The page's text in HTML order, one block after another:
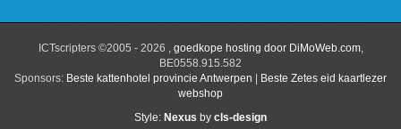
ICTscripters ©2005 - 2026 , goedkope hosting door DiMoWeb.com,
BE0558.915.582
Sponsors: Beste kattenhotel provincie Antwerpen
Beste Zetes eid kaartlezer
webshop
Style: Nexus by cls-design